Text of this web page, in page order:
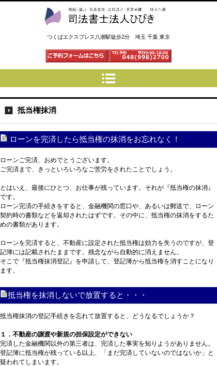
司法書士法人ひびき 八潮三郷
つくばエクスプレス八潮駅徒歩2分 埼玉 千葉 東京
抵当権抹消
ローンを完済したら抵当権の抹消をお忘れなく！
ローンご完済、おめでとうございます。
ご完済まで、きっといろいろなご苦労をされたことでしょう。
とはいえ、最後にひとつ、お仕事が残っています。それが『抵当権の抹消』
です。
ローン完済の手続きをすると、金融機関の窓口や、あるいは郵送で、ローン
契約時の書類などを返却されたはずです。その中に、抵当権の抹消をするた
めの書類があります。
ローンを完済すると、不動産に設定された抵当権は効力を失うのですが、登
記簿には記載されたままです。残念ながら自動的に消えません。
そこで『抵当権抹消登記』を申請して、登記簿から抵当権を消すことになり
ます。
抵当権を抹消しないで放置すると・・・
抵当権抹消の登記手続きを忘れて放置すると、どうなるでしょうか？
１．不動産の譲渡や新規の担保設定ができない
完済した金融機関以外の第三者は、完済した事実を知りようがありません。
登記簿に抵当権が残っている以上、「まだ完済していないのではないか」と
疑われてしまいます。